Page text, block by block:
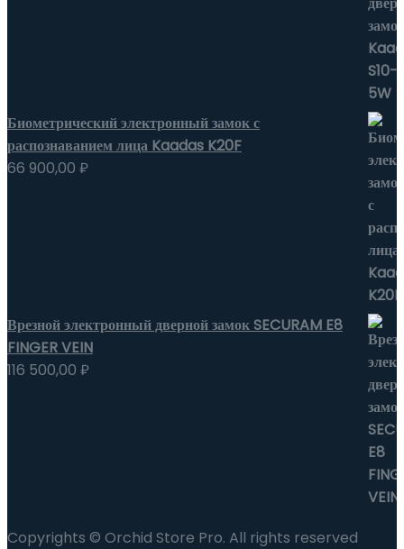
Биометрический электронный замок с
распознаванием лица Kaadas K20F
66 900,00 ₽
Врезной электронный дверной замок SECURAM E8
FINGER VEIN
116 500,00 ₽
Copyrights © Orchid Store Pro. All rights reserved